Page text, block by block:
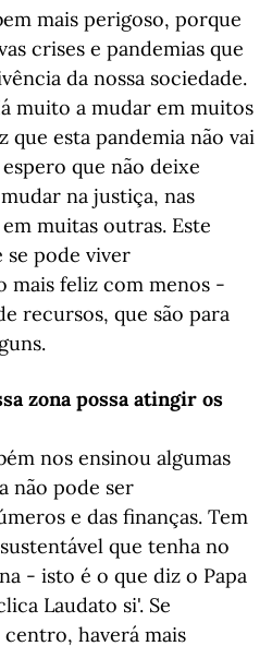
mais perigoso, porque
crises e pandemias que
da nossa sociedade.
muito a mudar em muitos
que esta pandemia não vai
que não deixe
na justiça, nas
muitas outras. Este
se pode viver
mais feliz com menos -
recursos, que são para
zona possa atingir os
nos ensinou algumas
não pode ser
e das finanças. Tem
que tenha no
- isto é o que diz o Papa
Laudato si'. Se
haverá mais